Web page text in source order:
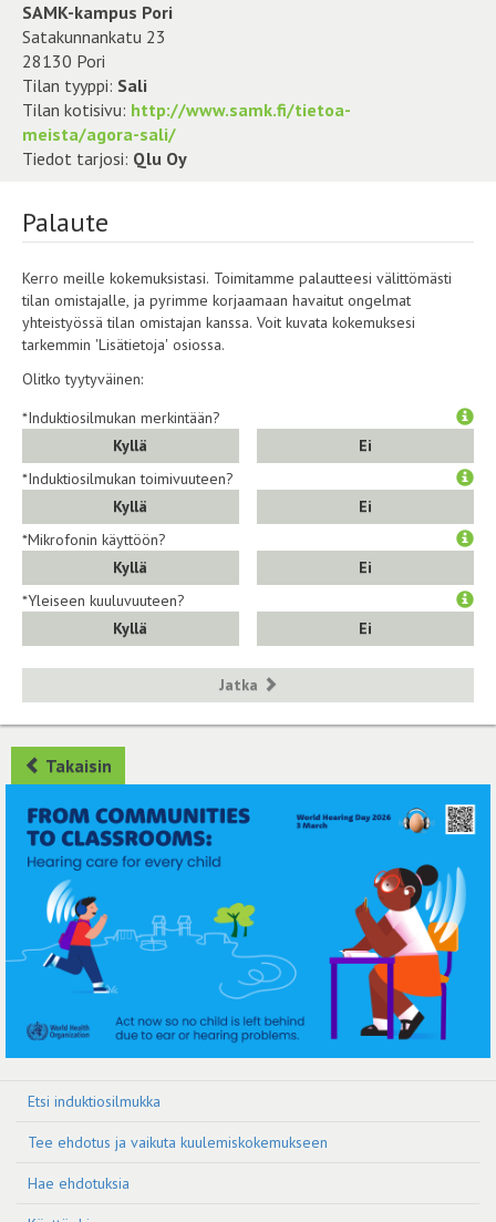
SAMK-kampus Pori
Satakunnankatu 23
28130 Pori
Tilan tyyppi: Sali
Tilan kotisivu: http://www.samk.fi/tietoa-
meista/agora-sali/
Tiedot tarjosi: Qlu Oy
Palaute
Kerro meille kokemuksistasi. Toimitamme palautteesi välittömästi
tilan omistajalle, ja pyrimme korjaamaan havaitut ongelmat
yhteistyössä tilan omistajan kanssa. Voit kuvata kokemuksesi
tarkemmin 'Lisätietoja' osiossa.
Olitko tyytyväinen:
*Induktiosilmukan merkintään?
Kyllä
Ei
*Induktiosilmukan toimivuuteen?
Kyllä
Ei
*Mikrofonin käyttöön?
Kyllä
Ei
*Yleiseen kuuluvuuteen?
Kyllä
Ei
Jatka
Takaisin
Etsi induktiosilmukka
Tee ehdotus ja vaikuta kuulemiskokemukseen
Hae ehdotuksia